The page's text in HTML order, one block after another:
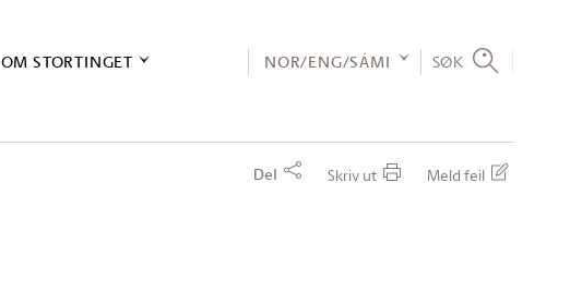
OM STORTINGET NOR/ENG/SÁMI SØK
Del Skriv ut Meld feil